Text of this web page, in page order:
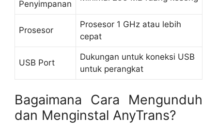
Penyimpanan
Prosesor
Prosesor 1 GHz atau lebih
cepat
USB Port
Dukungan untuk koneksi USB
untuk perangkat
Bagaimana Cara Mengunduh
dan Menginstal AnyTrans?